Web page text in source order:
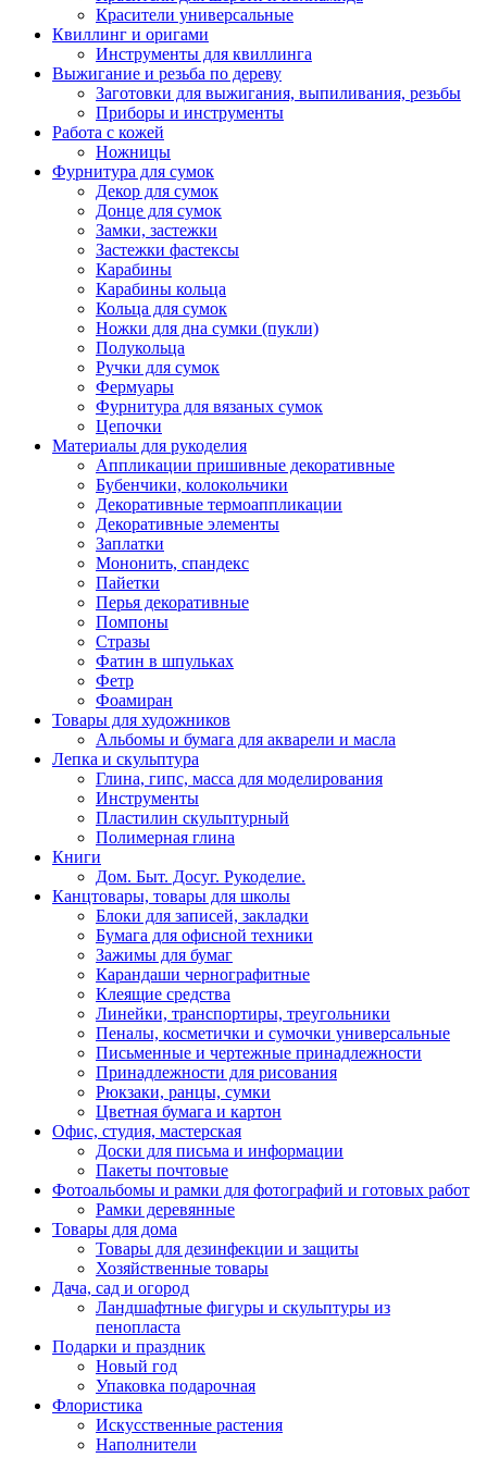
Красители универсальные
Квиллинг и оригами
Инструменты для квиллинга
Выжигание и резьба по дереву
Заготовки для выжигания, выпиливания, резьбы
Приборы и инструменты
Работа с кожей
Ножницы
Фурнитура для сумок
Декор для сумок
Донце для сумок
Замки, застежки
Застежки фастексы
Карабины
Карабины кольца
Кольца для сумок
Ножки для дна сумки (пукли)
Полукольца
Ручки для сумок
Фермуары
Фурнитура для вязаных сумок
Цепочки
Материалы для рукоделия
Аппликации пришивные декоративные
Бубенчики, колокольчики
Декоративные термоаппликации
Декоративные элементы
Заплатки
Мононить, спандекс
Пайетки
Перья декоративные
Помпоны
Стразы
Фатин в шпульках
Фетр
Фоамиран
Товары для художников
Альбомы и бумага для акварели и масла
Лепка и скульптура
Глина, гипс, масса для моделирования
Инструменты
Пластилин скульптурный
Полимерная глина
Книги
Дом. Быт. Досуг. Рукоделие.
Канцтовары, товары для школы
Блоки для записей, закладки
Бумага для офисной техники
Зажимы для бумаг
Карандаши чернографитные
Клеящие средства
Линейки, транспортиры, треугольники
Пеналы, косметички и сумочки универсальные
Письменные и чертежные принадлежности
Принадлежности для рисования
Рюкзаки, ранцы, сумки
Цветная бумага и картон
Офис, студия, мастерская
Доски для письма и информации
Пакеты почтовые
Фотоальбомы и рамки для фотографий и готовых работ
Рамки деревянные
Товары для дома
Товары для дезинфекции и защиты
Хозяйственные товары
Дача, сад и огород
Ландшафтные фигуры и скульптуры из
пенопласта
Подарки и праздник
Новый год
Упаковка подарочная
Флористика
Искусственные растения
Наполнители